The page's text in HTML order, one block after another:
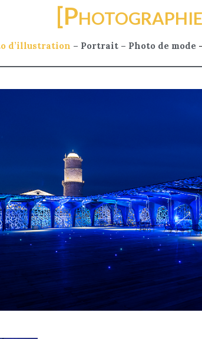
d’illustration – Portrait – Photo de mode